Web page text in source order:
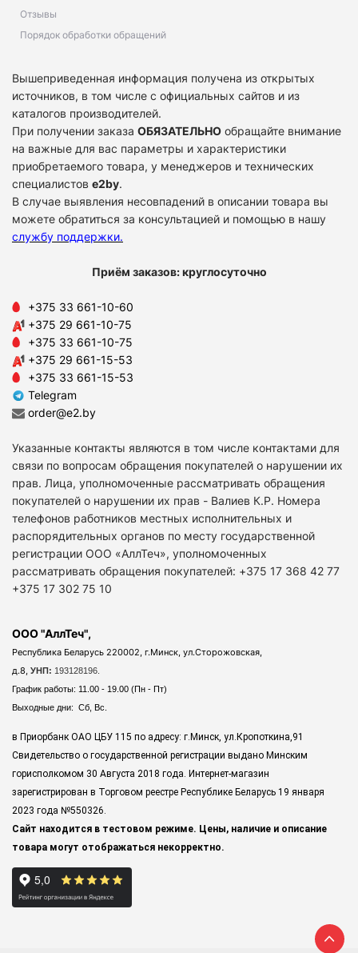
Отзывы
Порядок обработки обращений
Вышеприведенная информация получена из открытых
источников, в том числе с официальных сайтов и из
каталогов производителей.
При получении заказа ОБЯЗАТЕЛЬНО обращайте внимание
на важные для вас параметры и характеристики
приобретаемого товара, у менеджеров и технических
специалистов e2by.
В случае выявления несовпадений в описании товара вы
можете обратиться за консультацией и помощью в нашу
службу поддержки.
Приём заказов: круглосуточно
+375 33 661-10-60
+375 29 661-10-75
+375 33 661-10-75
+375 29 661-15-53
+375 33 661-15-53
Telegram
order@e2.by
Указанные контакты являются в том числе контактами для
связи по вопросам обращения покупателей о нарушении их
прав. Лица, уполномоченные рассматривать обращения
покупателей о нарушении их прав - Валиев К.Р. Номера
телефонов работников местных исполнительных и
распорядительных органов по месту государственной
регистрации ООО «АллТеч», уполномоченных
рассматривать обращения покупателей: +375 17 368 42 77
+375 17 302 75 10
ООО "АллТеч",
Республика Беларусь 220002, г.Минск, ул.Сторожовская,
д.8, УНП: 193128196.
График работы: 11.00 - 19.00 (Пн - Пт)
Выходные дни: Сб, Вс.
в Приорбанк ОАО ЦБУ 115 по адресу: г.Минск, ул.Кропоткина,91
Свидетельство о государственной регистрации выдано Минским
горисполкомом 30 Августа 2018 года. Интернет-магазин
зарегистрирован в Торговом реестре Республике Беларусь 19 января
2023 года №550326.
Сайт находится в тестовом режиме. Цены, наличие и описание
товара могут отображаться некорректно.